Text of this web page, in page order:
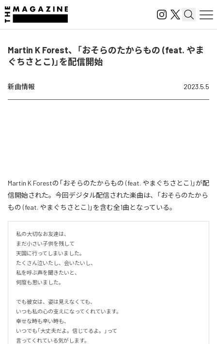
Martin K Forest、「おそらのたからもの (feat. やま
ぐちさとこ)」を配信開始
新曲情報 2023.5.5
Martin K Forestの「おそらのたからもの (feat. やまぐちさとこ)」が配
信開始された。今回デジタル配信された楽曲は、「おそらのたから
もの (feat. やまぐちさとこ)」を含む全1曲となっている。
私の大切なお友達は、
まだ小さい子供を残して
天国に行ってしまいました。
たくさん泣いたし、会いたいし、
私を呼ぶ声を聞きたいと、
何度も思いました。
でも彼女は、姿は見えなくても、
いつも私の心の支えになってくれています。
幸せな時も辛い時も、
いつでも「大丈夫だよ。信じてるよ。」って
言ってくれている気がします。